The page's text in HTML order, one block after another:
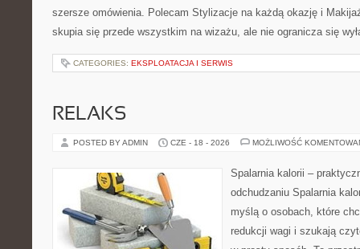
szersze omówienia. Polecam Stylizacje na każdą okazję i
skupia się przede wszystkim na wizażu, ale nie ogranicza się
CATEGORIES: EKSPLOATACJA I SERWIS
RELAKS
POSTED BY ADMIN CZE - 18 - 2026 MOŻLIWOŚĆ
Spalarnia kalorii –
odchudzaniu Spalarnia
myślą o osobach, które
redukcji wagi i szukają